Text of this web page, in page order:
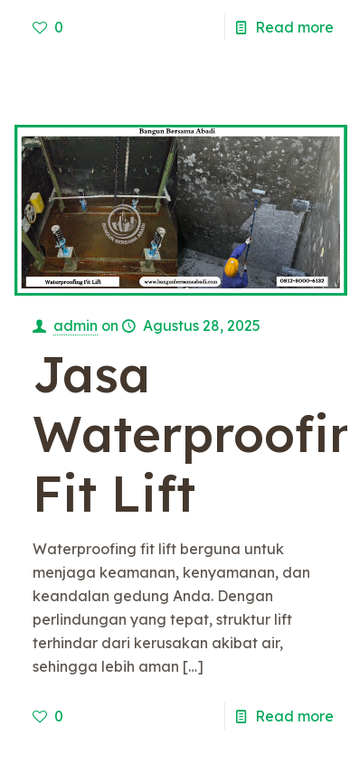
0 Read more
admin on Agustus 28, 2025
Jasa
Fit Lift
Waterproofing fit lift berguna untuk
menjaga keamanan, kenyamanan, dan
keandalan gedung Anda. Dengan
perlindungan yang tepat, struktur lift
terhindar dari kerusakan akibat air,
sehingga lebih aman […]
0 Read more